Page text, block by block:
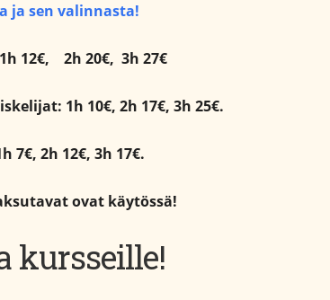
ja sen valinnasta!
1h 12€, 2h 20€, 3h 27€
1h 10€, 2h 17€, 3h 25€.
7€, 2h 12€, 3h 17€.
ovat käytössä!
kursseille!